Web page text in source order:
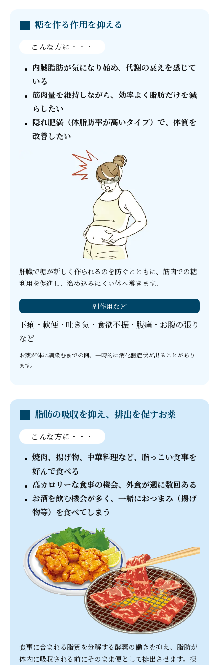
糖を作る作用を抑える
こんな方に・・・
内臓脂肪が気になり始め、代謝の衰えを感じて
いる
筋肉量を維持しながら、効率よく脂肪だけを減
らしたい
隠れ肥満（体脂肪率が高いタイプ）で、体質を
改善したい
肝臓で糖が新しく作られるのを防ぐとともに、筋肉での糖
利用を促進し、溜め込みにくい体へ導きます。
副作用など
下痢・軟便・吐き気・食欲不振・腹痛・お腹の張り
など
お薬が体に馴染むまでの間、一時的に消化器症状が出ることがあり
ます。
脂肪の吸収を抑え、排出を促すお薬
こんな方に・・・
焼肉、揚げ物、中華料理など、脂っこい食事を
好んで食べる
高カロリーな食事の機会、外食が週に数回ある
お酒を飲む機会が多く、一緒におつまみ（揚げ
物等）を食べてしまう
食事に含まれる脂質を分解する酵素の働きを抑え、脂肪が
体内に吸収される前にそのまま便として排出させます。摂